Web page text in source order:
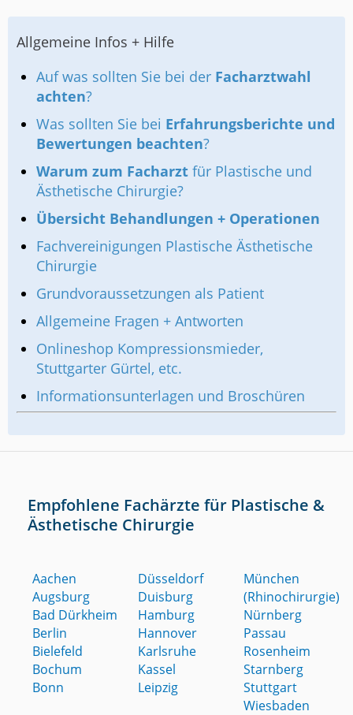
Allgemeine Infos + Hilfe
Auf was sollten Sie bei der Facharztwahl
achten?
Was sollten Sie bei Erfahrungsberichte und
Bewertungen beachten?
Warum zum Facharzt für Plastische und
Ästhetische Chirurgie?
Übersicht Behandlungen + Operationen
Fachvereinigungen Plastische Ästhetische
Chirurgie
Grundvoraussetzungen als Patient
Allgemeine Fragen + Antworten
Onlineshop Kompressionsmieder,
Stuttgarter Gürtel, etc.
Informationsunterlagen und Broschüren
Empfohlene Fachärzte für Plastische &
Ästhetische Chirurgie
Aachen
Augsburg
Bad Dürkheim
Berlin
Bielefeld
Bochum
Bonn
Düsseldorf
Duisburg
Hamburg
Hannover
Karlsruhe
Kassel
Leipzig
München
(Rhinochirurgie)
Nürnberg
Passau
Rosenheim
Starnberg
Stuttgart
Wiesbaden